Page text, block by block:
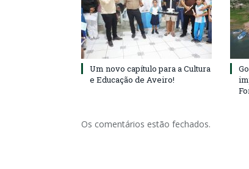
Um novo capítulo para a Cultura
e Educação de Aveiro!
Os comentários estão fechados.